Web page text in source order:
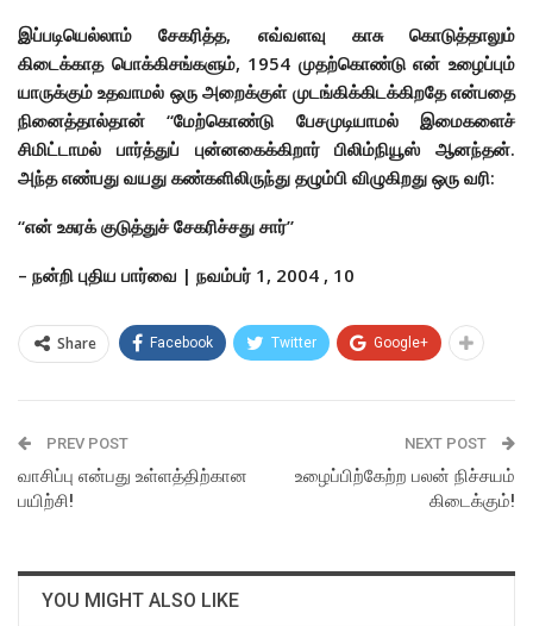
இப்படியெல்லாம் சேகரித்த, எவ்வளவு காசு கொடுத்தாலும்
கிடைக்காத பொக்கிசங்களும், 1954 முதற்கொண்டு என் உழைப்பும்
யாருக்கும் உதவாமல் ஒரு அறைக்குள் முடங்கிக்கிடக்கிறதே என்பதை
நினைத்தால்தான் “மேற்கொண்டு பேசமுடியாமல் இமைகளைச்
சிமிட்டாமல் பார்த்துப் புன்னகைக்கிறார் பிலிம்நியூஸ் ஆனந்தன்.
அந்த எண்பது வயது கண்களிலிருந்து தழும்பி விழுகிறது ஒரு வரி:
“என் உசுரக் குடுத்துச் சேகரிச்சது சார்”
– நன்றி புதிய பார்வை | நவம்பர் 1, 2004 , 10
Share Facebook Twitter Google+
PREV POST
வாசிப்பு என்பது உள்ளத்திற்கான
பயிற்சி!
NEXT POST
உழைப்பிற்கேற்ற பலன் நிச்சயம்
கிடைக்கும்!
YOU MIGHT ALSO LIKE